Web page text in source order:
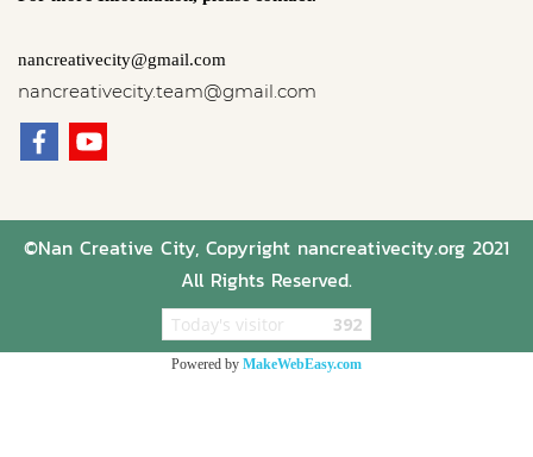
nancreativecity@gmail.com
nancreativecity.team@gmail.com
©Nan Creative City, Copyright nancreativecity.org 2021
All Rights Reserved.
Today's visitor 392
Powered by MakeWebEasy.com